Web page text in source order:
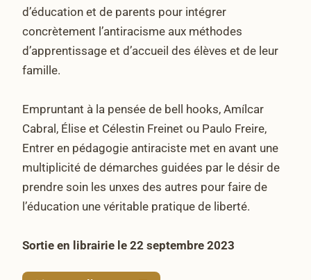
d’éducation et de parents pour intégrer
concrètement l’antiracisme aux méthodes
d’apprentissage et d’accueil des élèves et de leur
famille.
Empruntant à la pensée de bell hooks, Amílcar
Cabral, Élise et Célestin Freinet ou Paulo Freire,
Entrer en pédagogie antiraciste met en avant une
multiplicité de démarches guidées par le désir de
prendre soin les unxes des autres pour faire de
l’éducation une véritable pratique de liberté.
Sortie en librairie le 22 septembre 2023